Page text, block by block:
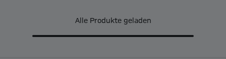
Alle Produkte geladen